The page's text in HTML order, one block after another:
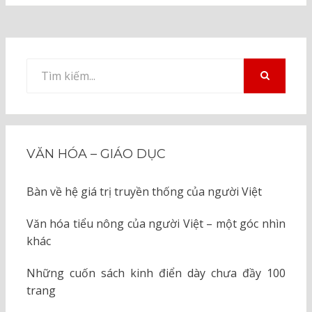
kiếm
VĂN HÓA – GIÁO DỤC
Bàn về hệ giá trị truyền thống của người Việt
Văn hóa tiểu nông của người Việt – một góc nhìn
khác
Những cuốn sách kinh điển dày chưa đầy 100
trang